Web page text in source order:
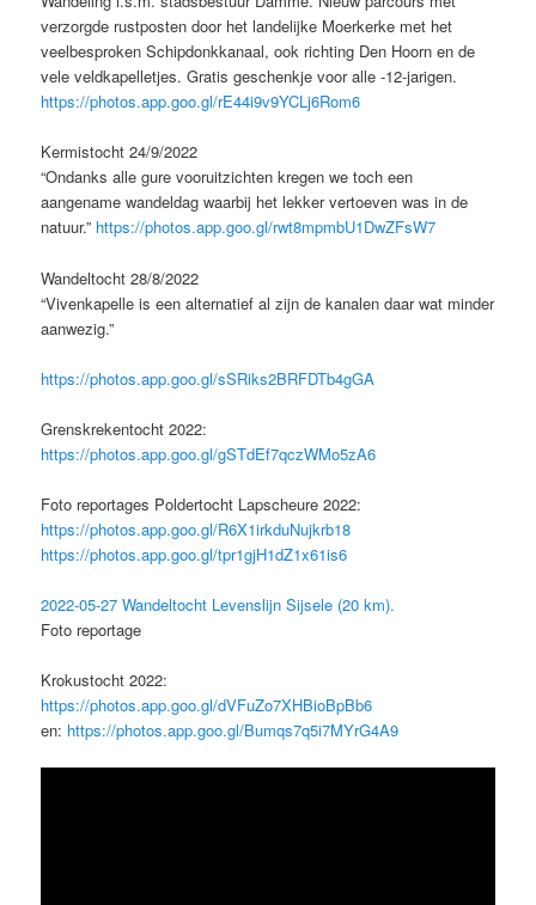
verzorgde rustposten door het landelijke Moerkerke met het
veelbesproken Schipdonkkanaal, ook richting Den Hoorn en de
vele veldkapelletjes. Gratis geschenkje voor alle -12-jarigen.
https://photos.app.goo.gl/rE44i9v9YCLj6Rom6
Kermistocht 24/9/2022
“Ondanks alle gure vooruitzichten kregen we toch een
aangename wandeldag waarbij het lekker vertoeven was in de
natuur.” https://photos.app.goo.gl/rwt8mpmbU1DwZFsW7
Wandeltocht 28/8/2022
“Vivenkapelle is een alternatief al zijn de kanalen daar wat minder
aanwezig.”
https://photos.app.goo.gl/sSRiks2BRFDTb4gGA
Grenskrekentocht 2022:
https://photos.app.goo.gl/gSTdEf7qczWMo5zA6
Foto reportages Poldertocht Lapscheure 2022:
https://photos.app.goo.gl/R6X1irkduNujkrb18
https://photos.app.goo.gl/tpr1gjH1dZ1x61is6
2022-05-27 Wandeltocht Levenslijn Sijsele (20 km).
Foto reportage
Krokustocht 2022:
https://photos.app.goo.gl/dVFuZo7XHBioBpBb6
en: https://photos.app.goo.gl/Bumqs7q5i7MYrG4A9